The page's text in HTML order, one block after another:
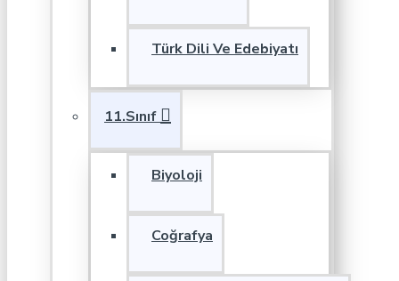
Türk Dili Ve Edebiyatı
11.Sınıf
Biyoloji
Coğrafya